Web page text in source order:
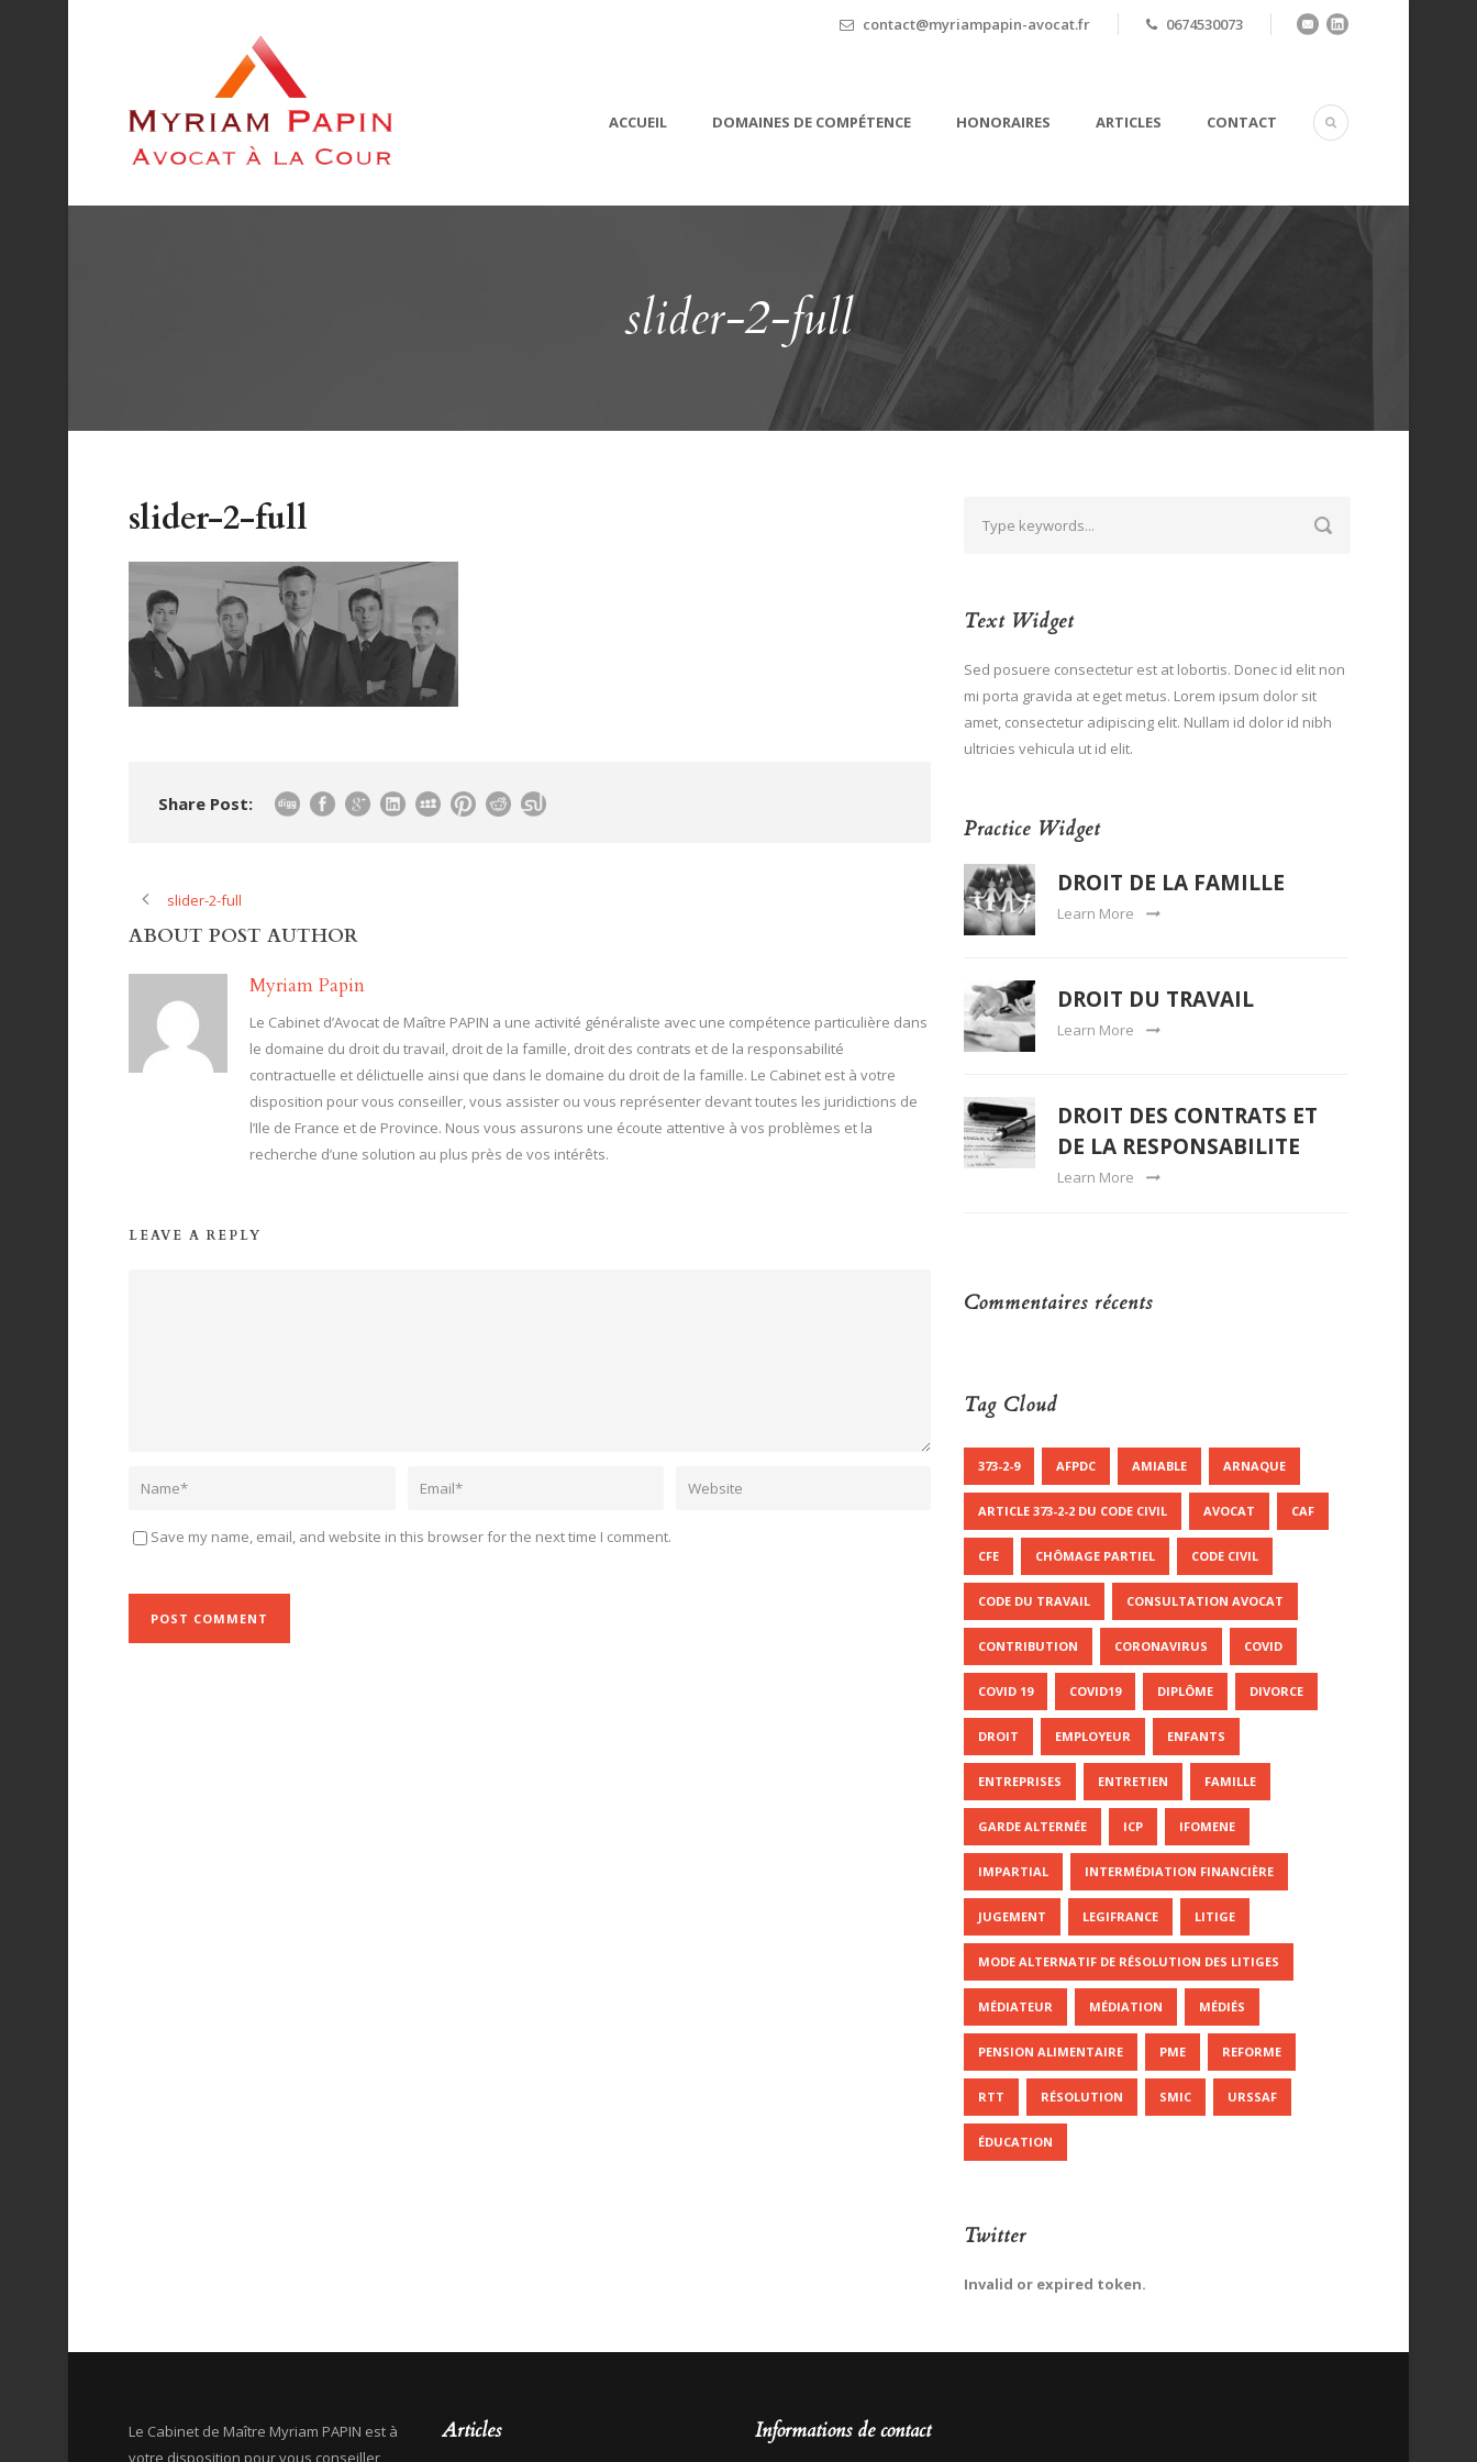
contact@myriampapin-avocat.fr 0674530073
ACCUEIL DOMAINES DE COMPÉTENCE HONORAIRES ARTICLES CONTACT
slider-2-full
slider-2-full
Share Post:
slider-2-full
ABOUT POST AUTHOR
Myriam Papin
Le Cabinet d’Avocat de Maître PAPIN a une activité généraliste avec une compétence particulière dans
le domaine du droit du travail, droit de la famille, droit des contrats et de la responsabilité
contractuelle et délictuelle ainsi que dans le domaine du droit de la famille. Le Cabinet est à votre
disposition pour vous conseiller, vous assister ou vous représenter devant toutes les juridictions de
l’Ile de France et de Province. Nous vous assurons une écoute attentive à vos problèmes et la
recherche d’une solution au plus près de vos intérêts.
LEAVE A REPLY
Save my name, email, and website in this browser for the next time I comment.
Text Widget
Sed posuere consectetur est at lobortis. Donec id elit non
mi porta gravida at eget metus. Lorem ipsum dolor sit
amet, consectetur adipiscing elit. Nullam id dolor id nibh
ultricies vehicula ut id elit.
Practice Widget
DROIT DE LA FAMILLE
Learn More
DROIT DU TRAVAIL
Learn More
DROIT DES CONTRATS ET
DE LA RESPONSABILITE
Learn More
Commentaires récents
Tag Cloud
373-2-9 AFPDC AMIABLE ARNAQUE
ARTICLE 373-2-2 DU CODE CIVIL AVOCAT CAF
CFE CHÔMAGE PARTIEL CODE CIVIL
CODE DU TRAVAIL CONSULTATION AVOCAT
CONTRIBUTION CORONAVIRUS COVID
COVID 19 COVID19 DIPLÔME DIVORCE
DROIT EMPLOYEUR ENFANTS
ENTREPRISES ENTRETIEN FAMILLE
GARDE ALTERNÉE ICP IFOMENE
IMPARTIAL INTERMÉDIATION FINANCIÈRE
JUGEMENT LEGIFRANCE LITIGE
MODE ALTERNATIF DE RÉSOLUTION DES LITIGES
MÉDIATEUR MÉDIATION MÉDIÉS
PENSION ALIMENTAIRE PME REFORME
RTT RÉSOLUTION SMIC URSSAF
ÉDUCATION
Twitter
Invalid or expired token.
Le Cabinet de Maître Myriam PAPIN est à
votre disposition pour vous conseiller,
Articles Informations de contact